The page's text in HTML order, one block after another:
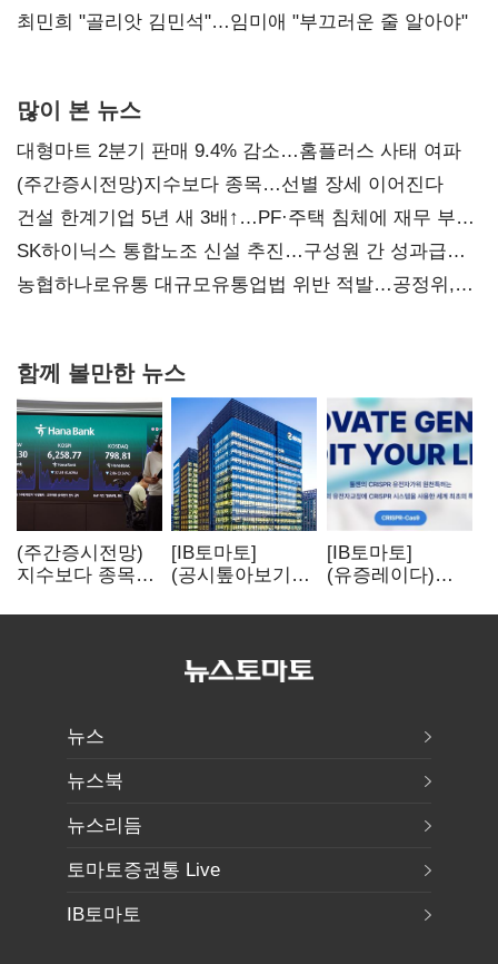
최민희 "골리앗 김민석"…임미애 "부끄러운 줄 알아야"
많이 본 뉴스
대형마트 2분기 판매 9.4% 감소…홈플러스 사태 여파
(주간증시전망)지수보다 종목…선별 장세 이어진다
건설 한계기업 5년 새 3배↑…PF·주택 침체에 재무 부담
확대
SK하이닉스 통합노조 신설 추진…구성원 간 성과급
불만 확산
농협하나로유통 대규모유통업법 위반 적발…공정위,
함께 볼만한 뉴스
(주간증시전망)
지수보다 종목…
이어진다
[IB토마토]
(공시톺아보기)
바로 매출로
[IB토마토]
(유증레이다)
3분의 1 토막…
뉴스
뉴스북
뉴스리듬
토마토증권통 Live
IB토마토